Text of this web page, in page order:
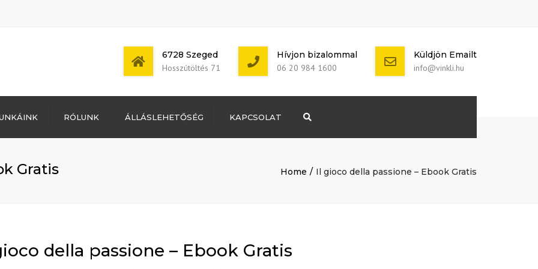
Bejegyzések
WordPress
Mon - Sat: 7:00 -
+ 386 40 111
6728 Szeged
Hosszútöltés 71
Hívjon bizalommal
06 20 984 1600
Küldjön Emailt
info@vinkli.hu
RÓLUNK ÁLLÁSLEHETŐSÉG KAPCSOLAT
Gratis Home Il gioco della passione – Ebook Gratis
della passione – Ebook Gratis